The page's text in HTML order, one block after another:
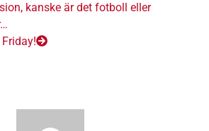
kanske är det fotboll eller